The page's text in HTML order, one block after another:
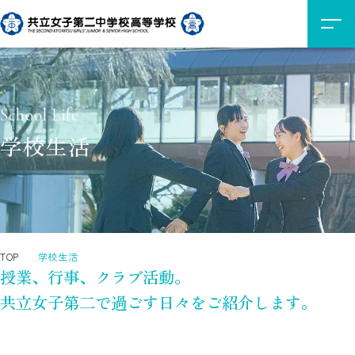
School Life
学校生活
TOP 学校生活
授業、行事、クラブ活動。
共立女子第二で過ごす日々をご紹介します。